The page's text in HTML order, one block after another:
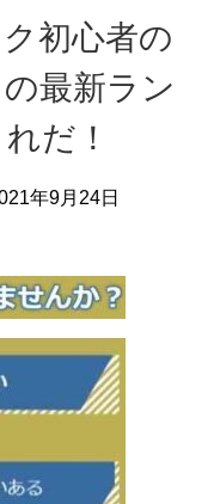
初心者の
最新ラン
だ！
年9月24日